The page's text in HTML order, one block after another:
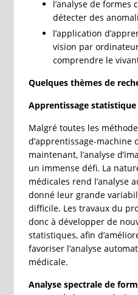
l’analyse de formes
détecter des
l’application
vision par
comprendre le
Quelques thèmes de
Apprentissage
Malgré toutes les
d’apprentissage-machine
maintenant, l’analyse
un immense défi. La
médicales rend l’analyse
donné leur grande
difficile. Les travaux du
donc à développer de
statistiques, afin
favoriser l’analyse
médicale.
Analyse spectrale de